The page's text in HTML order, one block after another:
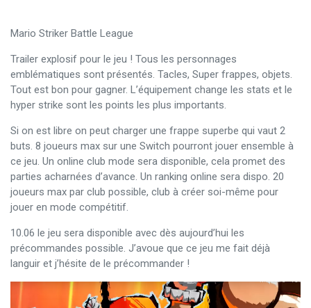
Mario Striker Battle League
Trailer explosif pour le jeu ! Tous les personnages
emblématiques sont présentés. Tacles, Super frappes, objets.
Tout est bon pour gagner. L’équipement change les stats et le
hyper strike sont les points les plus importants.
Si on est libre on peut charger une frappe superbe qui vaut 2
buts. 8 joueurs max sur une Switch pourront jouer ensemble à
ce jeu. Un online club mode sera disponible, cela promet des
parties acharnées d’avance. Un ranking online sera dispo. 20
joueurs max par club possible, club à créer soi-même pour
jouer en mode compétitif.
10.06 le jeu sera disponible avec dès aujourd’hui les
précommandes possible. J’avoue que ce jeu me fait déjà
languir et j’hésite de le précommander !